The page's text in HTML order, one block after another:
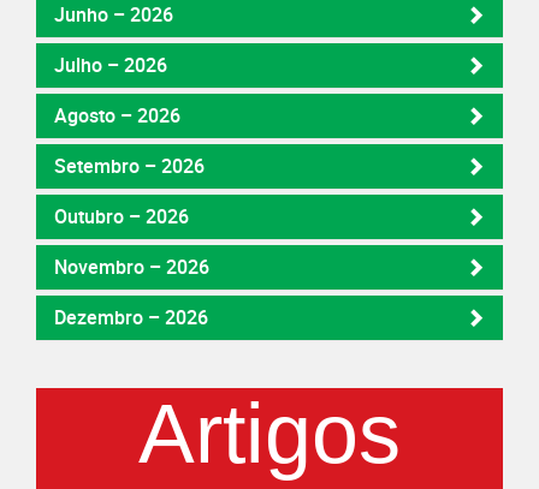
Junho – 2026
Julho – 2026
Agosto – 2026
Setembro – 2026
Outubro – 2026
Novembro – 2026
Dezembro – 2026
Artigos